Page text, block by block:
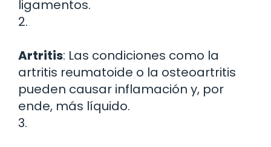
ligamentos.
2.
Artritis: Las condiciones como la
artritis reumatoide o la osteoartritis
pueden causar inflamación y, por
ende, más líquido.
3.